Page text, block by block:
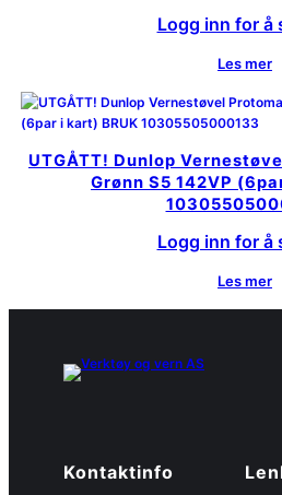
Logg inn for å
Les mer
UTGÅTT! Dunlop
Grønn S5 142VP
Logg inn for å
Les mer
Kontaktinfo